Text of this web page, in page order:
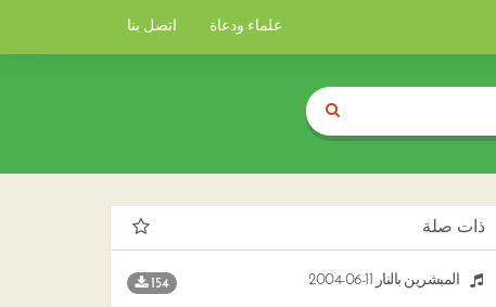
علماء ودعاة اتصل بنا
ذات صلة
المبشرين بالنار 11-06-2004 154